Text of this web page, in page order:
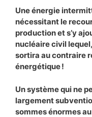
Une énergie
nécessitant le
production et s’y
nucléaire civil
sortira au contraire
énergétique !
Un système qui ne
largement
sommes énormes